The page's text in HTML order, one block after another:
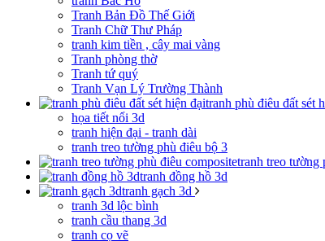
Tranh Bản Đồ Thế Giới
Tranh Chữ Thư Pháp
tranh kim tiền , cây mai vàng
Tranh phòng thờ
Tranh tứ quý
Tranh Vạn Lý Trường Thành
tranh phù điêu đất sét
họa tiết nổi 3d
tranh hiện đại - tranh dài
tranh treo tường phù điêu bộ 3
tranh treo tường
tranh đồng hồ 3d
tranh gạch 3d
tranh 3d lộc bình
tranh cầu thang 3d
tranh cọ vẽ